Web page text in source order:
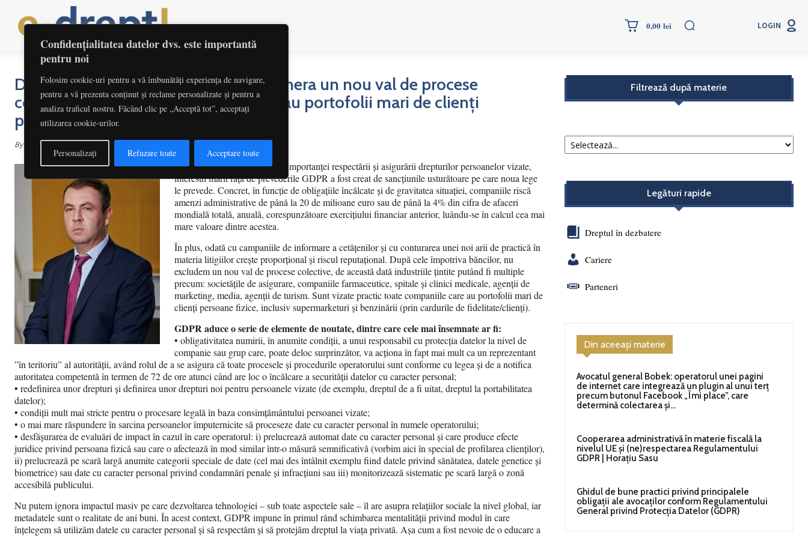
Confidențialitatea datelor dvs. este importantă
pentru noi
Folosim cookie-uri pentru a vă îmbunătăți experiența de navigare,
pentru a vă prezenta conținut și reclame personalizate și pentru a
analiza traficul nostru. Făcând clic pe „Acceptă tot”, acceptați
utilizarea cookie-urilor.
Personalizați Refuzare toate Acceptare toate
HomeActualitate 0,00 lei LOGIN
Dragoş Radu, EY Law: GDPR poate genera un nou val de procese
colective împotriva companiilor care au portofolii mari de clienți
persoane fizice
By Redactia februarie 15, 2018
Dincolo de o conștientizare a importanței respectării și asigurării drepturilor persoanelor vizate,
interesul mărit față de prevederile GDPR a fost creat de sancțiunile usturătoare pe care noua lege
le prevede. Concret, în funcție de obligațiile încălcate și de gravitatea situației, companiile riscă
amenzi administrative de până la 20 de milioane euro sau de până la 4% din cifra de afaceri
mondială totală, anuală, corespunzătoare exercițiului financiar anterior, luându-se în calcul cea mai
mare valoare dintre acestea.
În plus, odată cu campaniile de informare a cetățenilor și cu conturarea unei noi arii de practică în
materia litigiilor crește proporțional și riscul reputațional. După cele împotriva băncilor, nu
excludem un nou val de procese colective, de această dată industriile țintite putând fi multiple
precum: societățile de asigurare, companiile farmaceutice, spitale și clinici medicale, agenții de
marketing, media, agenții de turism. Sunt vizate practic toate companiile care au portofolii mari de
clienți persoane fizice, inclusiv supermarketuri și benzinării (prin cardurile de fidelitate/clienți).
GDPR aduce o serie de elemente de noutate, dintre care cele mai însemnate ar fi:
• obligativitatea numirii, în anumite condiții, a unui responsabil cu protecția datelor la nivel de
companie sau grup care, poate deloc surprinzător, va acționa în fapt mai mult ca un reprezentant
”în teritoriu” al autorității, având rolul de a se asigura că toate procesele și procedurile operatorului sunt conforme cu legea și de a notifica
autoritatea competentă în termen de 72 de ore atunci când are loc o încălcare a securității datelor cu caracter personal;
• redefinirea unor drepturi și definirea unor drepturi noi pentru persoanele vizate (de exemplu, dreptul de a fi uitat, dreptul la portabilitatea
datelor);
• condiții mult mai stricte pentru o procesare legală în baza consimțământului persoanei vizate;
• o mai mare răspundere în sarcina persoanelor împuternicite să proceseze date cu caracter personal în numele operatorului;
• desfășurarea de evaluări de impact în cazul în care operatorul: i) prelucrează automat date cu caracter personal și care produce efecte
juridice privind persoana fizică sau care o afectează în mod similar într-o măsură semnificativă (vorbim aici în special de profilarea clienților),
ii) prelucrează pe scară largă anumite categorii speciale de date (cel mai des întâlnit exemplu fiind datele privind sănătatea, datele genetice și
biometrice) sau date cu caracter personal privind condamnări penale și infracțiuni sau iii) monitorizează sistematic pe scară largă o zonă
accesibilă publicului.
Nu putem ignora impactul masiv pe care dezvoltarea tehnologiei – sub toate aspectele sale – îl are asupra relațiilor sociale la nivel global, iar
metadatele sunt o realitate de ani buni. În acest context, GDPR impune în primul rând schimbarea mentalității privind modul în care
înțelegem să utilizăm datele cu caracter personal și să respectăm și să protejăm dreptul la viața privată. Așa cum a fost nevoie de o educare a
Filtrează după materie
Legături rapide
Dreptul în dezbatere
Cariere
Parteneri
Din aceeași materie
Avocatul general Bobek: operatorul unei pagini
de internet care integrează un plugin al unui terț
precum butonul Facebook „Îmi place”, care
determină colectarea și...
Cooperarea administrativă în materie fiscală la
nivelul UE și (ne)respectarea Regulamentului
GDPR | Horațiu Sasu
Ghidul de bune practici privind principalele
obligații ale avocaților conform Regulamentului
General privind Protecția Datelor (GDPR)